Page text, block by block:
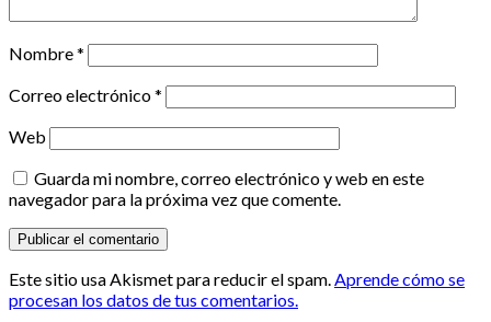
Nombre*
Correo electrónico*
Web
Guarda mi nombre, correo electrónico y web en este
navegador para la próxima vez que comente.
Este sitio usa Akismet para reducir el spam.Aprende cómo se
procesan los datos de tus comentarios.